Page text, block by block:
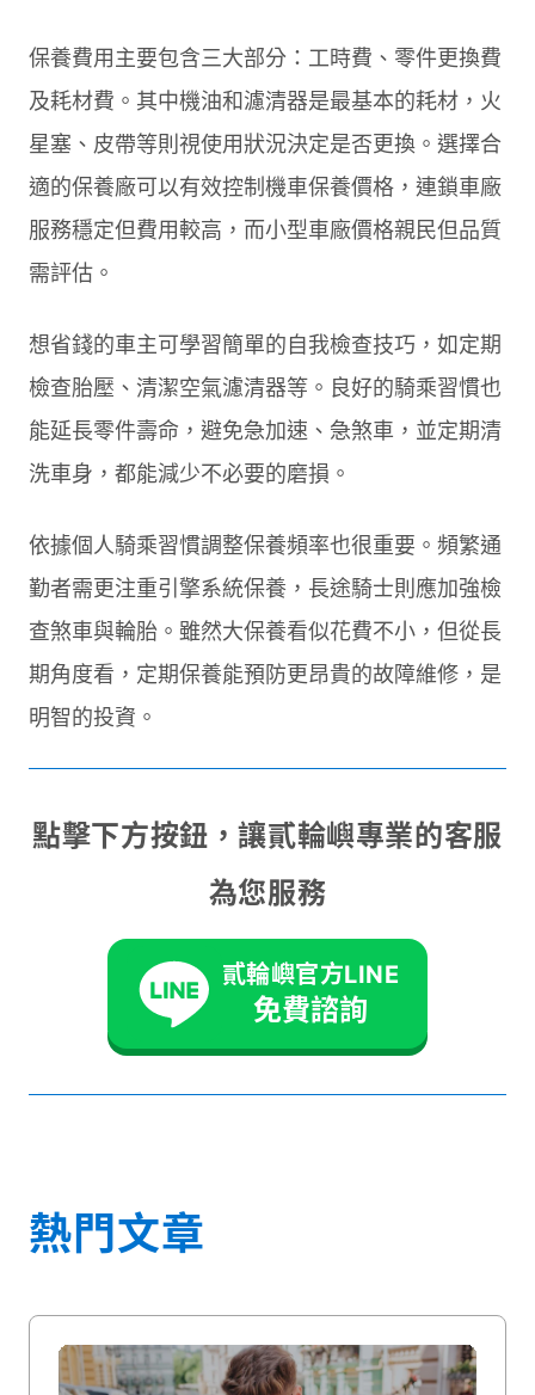
保養費用主要包含三大部分：工時費、零件更換費
及耗材費。其中機油和濾清器是最基本的耗材，火
星塞、皮帶等則視使用狀況決定是否更換。選擇合
適的保養廠可以有效控制機車保養價格，連鎖車廠
服務穩定但費用較高，而小型車廠價格親民但品質
需評估。
想省錢的車主可學習簡單的自我檢查技巧，如定期
檢查胎壓、清潔空氣濾清器等。良好的騎乘習慣也
能延長零件壽命，避免急加速、急煞車，並定期清
洗車身，都能減少不必要的磨損。
依據個人騎乘習慣調整保養頻率也很重要。頻繁通
勤者需更注重引擎系統保養，長途騎士則應加強檢
查煞車與輪胎。雖然大保養看似花費不小，但從長
期角度看，定期保養能預防更昂貴的故障維修，是
明智的投資。
點擊下方按鈕，讓貳輪嶼專業的客服
為您服務
貳輪嶼官方LINE
免費諮詢
熱門文章